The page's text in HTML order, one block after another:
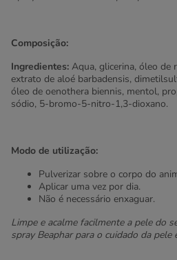
Composição:
Ingredientes: Aqua, glicerina, óleo de
extrato de aloé barbadensis,
óleo de oenothera biennis, mentol,
sódio, 5-bromo-5-nitro-1,3-dioxano.
Modo de utilização:
Pulverizar sobre o corpo do
Aplicar uma vez por dia.
Não é necessário enxaguar.
Limpe e acalme facilmente a pele do
spray Beaphar para o cuidado da pele